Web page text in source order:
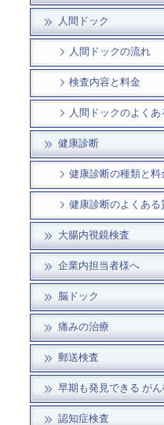
人間ドック
人間ドックの流れ
検査内容と料金
人間ドックのよくあ
健康診断
健康診断の種類と料
健康診断のよくある
大腸内視鏡検査
企業内担当者様へ
脳ドック
痛みの治療
郵送検査
早期も発見できる がん
認知症検査